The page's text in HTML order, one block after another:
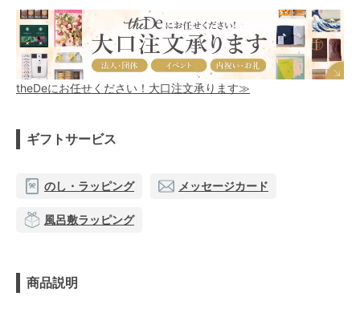
theDeにお任せください！大口注文承ります≫
ギフトサービス
のし・ラッピング メッセージカード
風呂敷ラッピング
商品説明